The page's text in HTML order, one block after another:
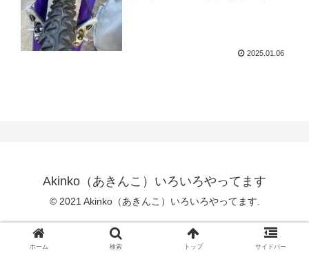
2025.01.06
Akinko（あきんこ）いろいろやってます
© 2021 Akinko（あきんこ）いろいろやってます.
ホーム 検索 トップ サイドバー